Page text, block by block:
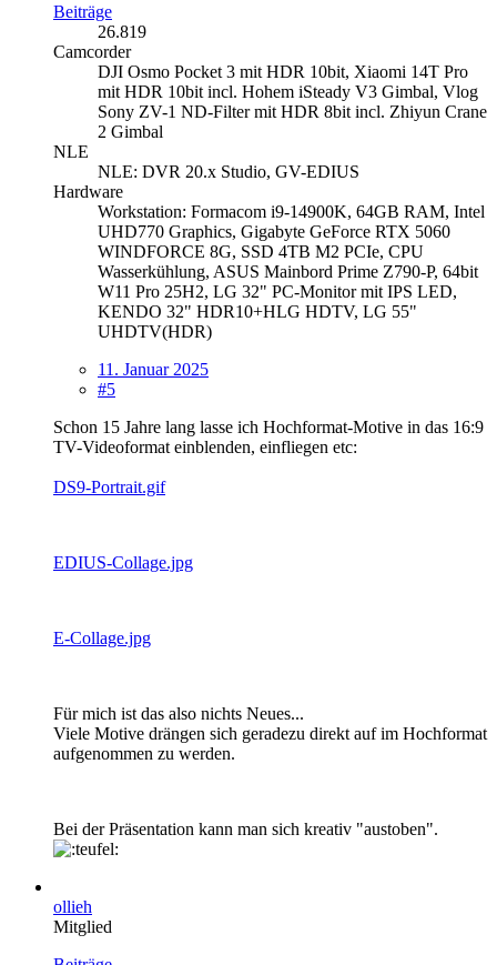
Beiträge
26.819
Camcorder
DJI Osmo Pocket 3 mit HDR 10bit, Xiaomi 14T Pro
mit HDR 10bit incl. Hohem iSteady V3 Gimbal, Vlog
Sony ZV-1 ND-Filter mit HDR 8bit incl. Zhiyun Crane
2 Gimbal
NLE
NLE: DVR 20.x Studio, GV-EDIUS
Hardware
Workstation: Formacom i9-14900K, 64GB RAM, Intel
UHD770 Graphics, Gigabyte GeForce RTX 5060
WINDFORCE 8G, SSD 4TB M2 PCIe, CPU
Wasserkühlung, ASUS Mainbord Prime Z790-P, 64bit
W11 Pro 25H2, LG 32" PC-Monitor mit IPS LED,
KENDO 32" HDR10+HLG HDTV, LG 55"
UHDTV(HDR)
11. Januar 2025
#5
Schon 15 Jahre lang lasse ich Hochformat-Motive in das 16:9
TV-Videoformat einblenden, einfliegen etc:
DS9-Portrait.gif
EDIUS-Collage.jpg
E-Collage.jpg
Für mich ist das also nichts Neues...
Viele Motive drängen sich geradezu direkt auf im Hochformat
aufgenommen zu werden.
Bei der Präsentation kann man sich kreativ "austoben".
ollieh
Mitglied